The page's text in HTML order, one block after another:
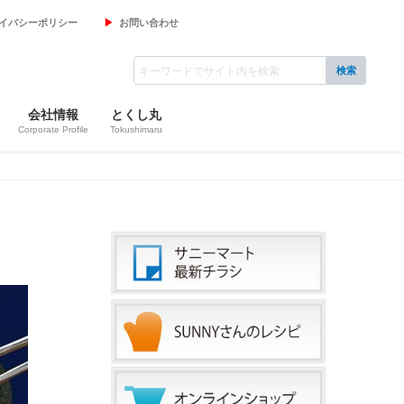
バシーポリシー お問い合わせ
会社情報
Corporate Profile
とくし丸
Tokushimaru